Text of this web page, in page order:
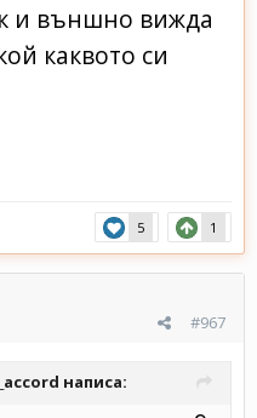
и външно вижда
каквото си
5 1
#967
написа: